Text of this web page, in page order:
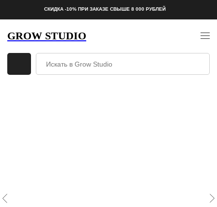
СКИДКА -10% ПРИ ЗАКАЗЕ СВЫШЕ 8 000 РУБЛЕЙ
GROW STUDIO